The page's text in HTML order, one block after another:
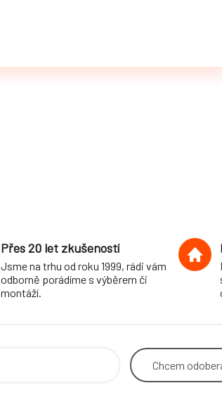
Přes 20 let zkušeností
Jsme na trhu od roku 1999, rádi vám
odborně porádíme s výběrem či
montáží.
Chcem